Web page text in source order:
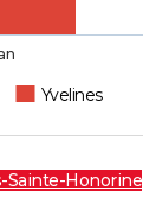
Yvelines
Sainte-Honorine